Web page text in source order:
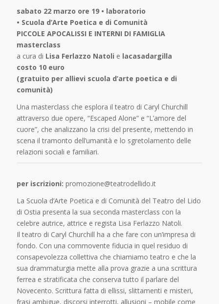
sabato 22 marzo ore 19 • laboratorio
• Scuola d’Arte Poetica e di Comunità
PICCOLE APOCALISSI E INTERNI DI FAMIGLIA
masterclass
a cura di Lisa Ferlazzo Natoli e lacasadargilla
costo 10 euro
(gratuito per allievi scuola d’arte poetica e di
comunità)
Una masterclass che esplora il teatro di Caryl Churchill
attraverso due opere, “Escaped Alone” e “L’amore del
cuore”, che analizzano la crisi del presente, mettendo in
scena il tramonto dell’umanità e lo sgretolamento delle
relazioni sociali e familiari.
per iscrizioni: promozione@teatrodellido.it
La Scuola d’Arte Poetica e di Comunità del Teatro del Lido
di Ostia presenta la sua seconda masterclass con la
celebre autrice, attrice e regista Lisa Ferlazzo Natoli.
Il teatro di Caryl Churchill ha a che fare con un’impresa di
fondo. Con una commovente fiducia in quel residuo di
consapevolezza collettiva che chiamiamo teatro e che la
sua drammaturgia mette alla prova grazie a una scrittura
ferrea e stratificata che conserva tutto il parlare del
Novecento. Scrittura fatta di ellissi, slittamenti e misteri,
frasi ambigue, discorsi interrotti, allusioni – mobile come